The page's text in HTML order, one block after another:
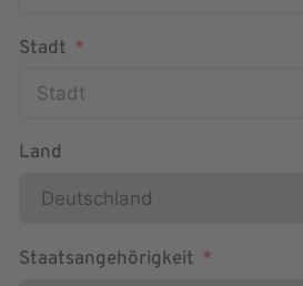
Stadt
Land
Staatsangehörigkeit